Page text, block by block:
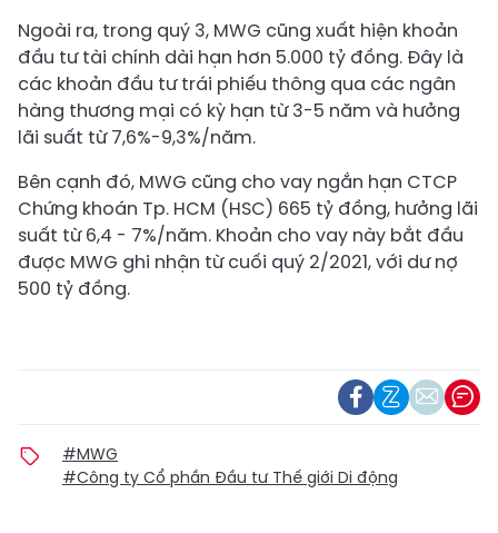
Ngoài ra, trong quý 3, MWG cũng xuất hiện khoản
đầu tư tài chính dài hạn hơn 5.000 tỷ đồng. Đây là
các khoản đầu tư trái phiếu thông qua các ngân
hàng thương mại có kỳ hạn từ 3-5 năm và hưởng
lãi suất từ 7,6%-9,3%/năm.
Bên cạnh đó, MWG cũng cho vay ngắn hạn CTCP
Chứng khoán Tp. HCM (HSC) 665 tỷ đồng, hưởng lãi
suất từ 6,4 - 7%/năm. Khoản cho vay này bắt đầu
được MWG ghi nhận từ cuối quý 2/2021, với dư nợ
500 tỷ đồng.
#MWG
#Công ty Cổ phần Đầu tư Thế giới Di động